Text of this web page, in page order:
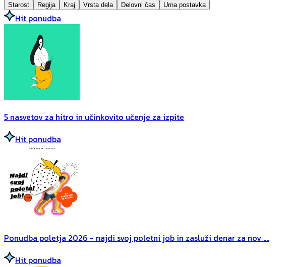
Starost Regija Kraj Vrsta dela Delovni čas Urna postavka
Hit ponudba
5 nasvetov za hitro in učinkovito učenje za izpite
Hit ponudba
Ponudba poletja 2026 - najdi svoj poletni job in zasluži denar za nov ....
Hit ponudba